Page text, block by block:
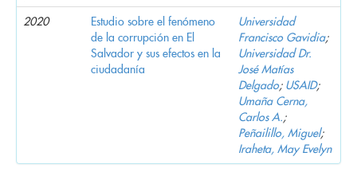
2020
Estudio sobre el fenómeno
de la corrupción en El
Salvador y sus efectos en la
ciudadanía
Universidad
Francisco Gavidia;
Universidad Dr.
José Matías
Delgado; USAID;
Umaña Cerna,
Carlos A.;
Peñailillo, Miguel;
Iraheta, May Evelyn